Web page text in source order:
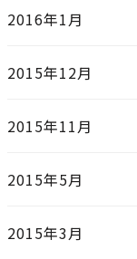
2016年1月
2015年12月
2015年11月
2015年5月
2015年3月